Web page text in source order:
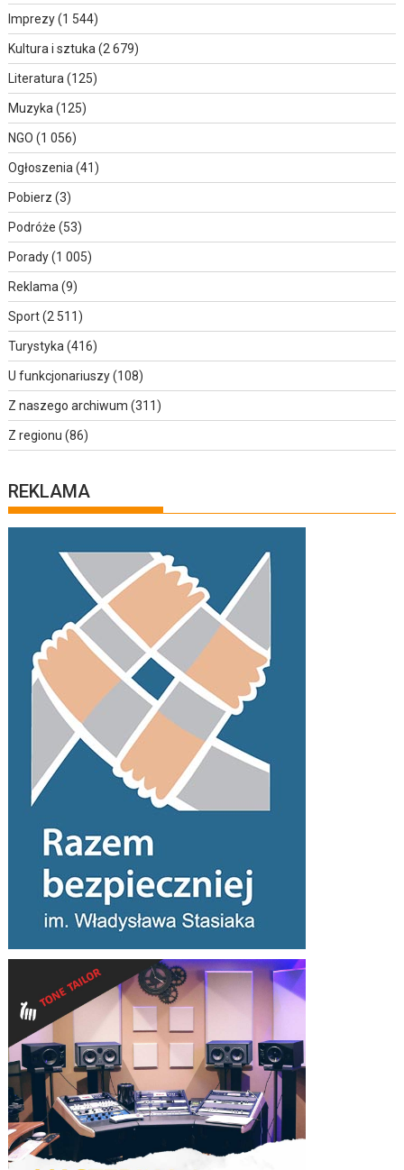
Imprezy(1 544)
Kultura i sztuka(2 679)
Literatura(125)
Muzyka(125)
NGO (1 056)
Ogłoszenia(41)
Pobierz (3)
Podróże (53)
Porady(1 005)
Reklama(9)
Sport(2 511)
Turystyka(416)
U funkcjonariuszy(108)
Z naszego archiwum (311)
Z regionu (86)
REKLAMA